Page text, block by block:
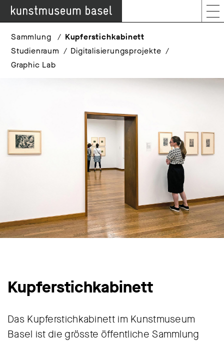
Sammlung
Kupferstichkabinett
Studienraum
Digitalisierungsprojekte
Graphic Lab
Kupferstichkabinett
Das Kupferstichkabinett im Kunstmuseum
Basel ist die grösste öffentliche Sammlung